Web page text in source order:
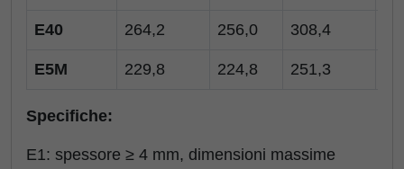
E40 264,2 256,0 308,4
E5M 229,8 224,8 251,3
Specifiche:
E1: spessore ≥ 4 mm, dimensioni massime